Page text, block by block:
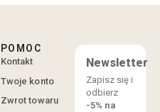
POMOC
Kontakt
Twoje konto
Zwrot towaru
Newsletter
Zapisz się i
odbierz
-5% na